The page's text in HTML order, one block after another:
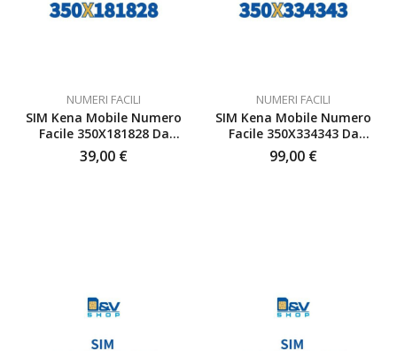
NUMERI FACILI
SIM Kena Mobile Numero
Facile 350X181828 Da
Attivare
39,00 €
NUMERI FACILI
SIM Kena Mobile Numero
Facile 350X334343 Da
Attivare
99,00 €